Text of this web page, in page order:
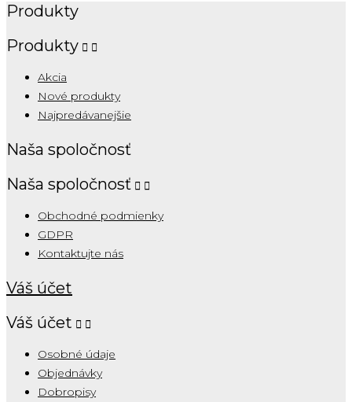
Produkty
Produkty  
Akcia
Nové produkty
Najpredávanejšie
Naša spoločnosť
Naša spoločnosť  
Obchodné podmienky
GDPR
Kontaktujte nás
Váš účet
Váš účet  
Osobné údaje
Objednávky
Dobropisy